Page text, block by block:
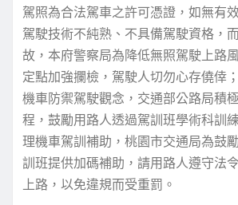
駕照為合法駕車之許可憑證，如無有
駕駛技術不純熟、不具備駕駛資格，
故，本府警察局為降低無照駕駛上路
定點加強攔檢，駕駛人切勿心存僥倖
機車防禦駕駛觀念，交通部公路局積
程，鼓勵用路人透過駕訓班學術科訓
理機車駕訓補助，桃園市交通局為鼓
訓班提供加碼補助，請用路人遵守法
上路，以免違規而受重罰。